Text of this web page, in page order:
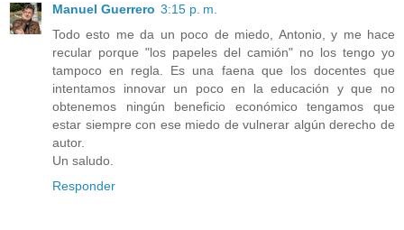
Manuel Guerrero 3:15 p. m.
Todo esto me da un poco de miedo, Antonio, y me hace
recular porque "los papeles del camión" no los tengo yo
tampoco en regla. Es una faena que los docentes que
intentamos innovar un poco en la educación y que no
obtenemos ningún beneficio económico tengamos que
estar siempre con ese miedo de vulnerar algún derecho de
autor.
Un saludo.
Responder